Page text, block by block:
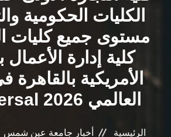
الكليات الحكومية
مستوى جميع كليات
كلية إدارة الأعمال
الأمريكية
Eduniversal العالمي 2026
الرئيسية أخبار جامعة عين شمس